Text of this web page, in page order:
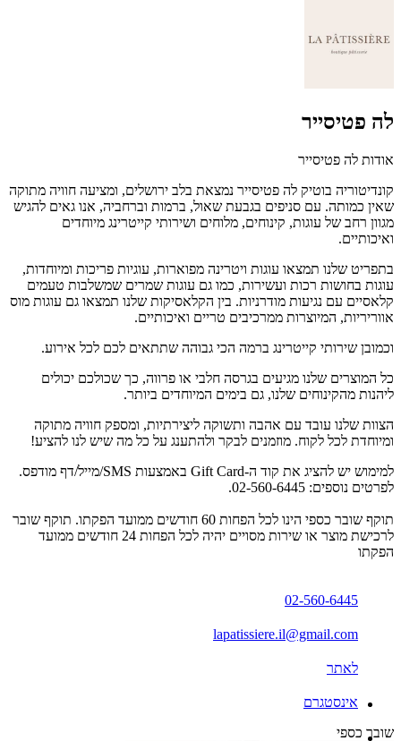
לה פטיסייר
אודות לה פטיסייר
קונדיטוריה בוטיק לה פטיסייר נמצאת בלב ירושלים, ומציעה חוויה מתוקה
שאין כמותה. עם סניפים בגבעת שאול, ברמות וברחביה, אנו גאים להגיש
מגוון רחב של עוגות, קינוחים, מלוחים ושירותי קייטרינג מיוחדים
ואיכותיים.
בתפריט שלנו תמצאו עוגות ויטרינה מפוארות, עוגיות פריכות ומיוחדות,
עוגות בחושות רכות ועשירות, כמו גם עוגות שמרים שמשלבות טעמים
קלאסיים עם נגיעות מודרניות. בין הקלאסיקות שלנו תמצאו גם עוגות מוס
אווריריות, המיוצרות ממרכיבים טריים ואיכותיים.
וכמובן שירותי קייטרינג ברמה הכי גבוהה שתתאים לכם לכל אירוע.
כל המוצרים שלנו מגיעים בגרסה חלבי או פרווה, כך שכולכם יכולים
ליהנות מהקינוחים שלנו, גם בימים המיוחדים ביותר.
הצוות שלנו עובד עם אהבה ותשוקה ליצירתיות, ומספק חוויה מתוקה
ומיוחדת לכל לקוח. מוזמנים לבקר ולהתענג על כל מה שיש לנו להציע!
למימוש יש להציג את קוד ה-Gift Card באמצעות SMS/מייל/דף מודפס.
לפרטים נוספים: 02-560-6445.
תוקף שובר כספי הינו לכל הפחות 60 חודשים ממועד הפקתו. תוקף שובר
לרכישת מוצר או שירות מסויים יהיה לכל הפחות 24 חודשים ממועד
הפקתו
02-560-6445
lapatissiere.il@gmail.com
לאתר
אינסטגרם
שובר כספי